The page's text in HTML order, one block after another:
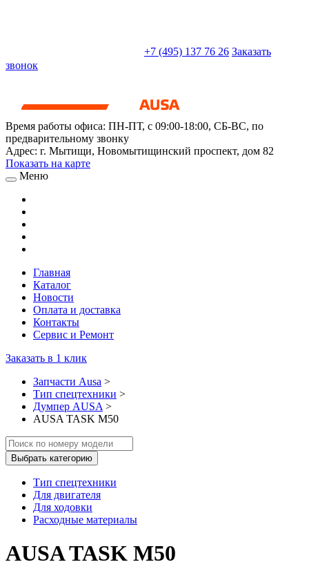
+7 (495) 137 76 26 Заказать
звонок
Время работы офиса: ПН-ПТ, с 09:00-18:00, СБ-ВС, по
предварительному звонку
Адрес: г. Мытищи, Новомытищинский проспект, дом 82
Показать на карте
Меню
Главная
Каталог
Новости
Оплата и доставка
Контакты
Сервис и Ремонт
Заказать в 1 клик
Запчасти Ausa >
Тип спецтехники >
Думпер AUSA >
AUSA TASK M50
Выбрать категорию
Тип спецтехники
Для двигателя
Для ходовки
Расходные материалы
AUSA TASK M50